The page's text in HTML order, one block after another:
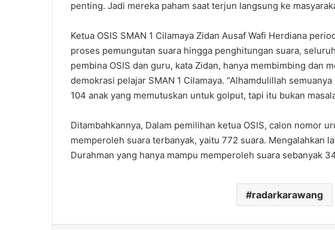
penting. Jadi mereka paham saat terjun langsung ke
Ketua OSIS SMAN 1 Cilamaya Zidan Ausaf Wafi Herdiana
proses pemungutan suara hingga penghitungan suara,
pembina OSIS dan guru, kata Zidan, hanya membimbing dan
demokrasi pelajar SMAN 1 Cilamaya. “Alhamdulillah
104 anak yang memutuskan untuk golput, tapi itu bukan
Ditambahkannya, Dalam pemilihan ketua OSIS, calon nomor
memperoleh suara terbanyak, yaitu 772 suara. Mengalahkan
Durahman yang hanya mampu memperoleh suara sebanyak
radarkarawang